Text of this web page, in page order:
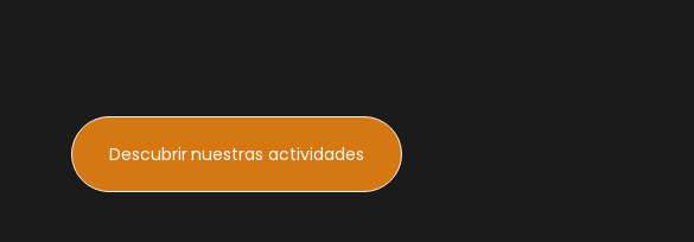
Descubrirnuestras actividades